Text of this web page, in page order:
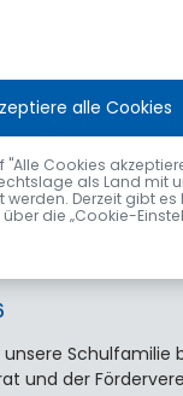
ELISABETH
Rathaus
im Rahmen
und der
alle Cookies
Cookies
als Land
Derzeit gibt
die „Cookie-